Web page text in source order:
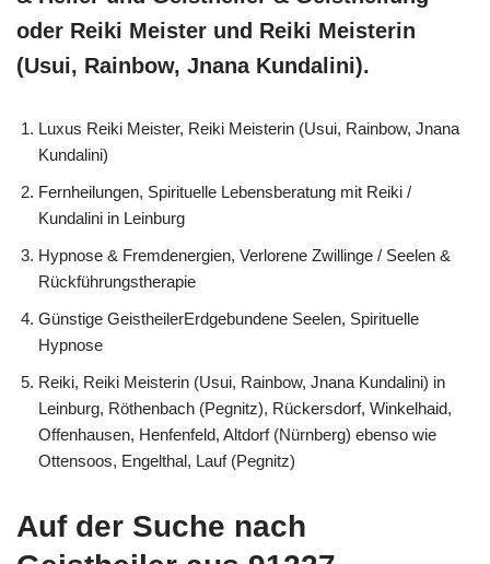
oder Reiki Meister und Reiki Meisterin
(Usui, Rainbow, Jnana Kundalini).
Luxus Reiki Meister, Reiki Meisterin (Usui, Rainbow, Jnana
Kundalini)
Fernheilungen, Spirituelle Lebensberatung mit Reiki /
Kundalini in Leinburg
Hypnose & Fremdenergien, Verlorene Zwillinge / Seelen &
Rückführungstherapie
Günstige GeistheilerErdgebundene Seelen, Spirituelle
Hypnose
Reiki, Reiki Meisterin (Usui, Rainbow, Jnana Kundalini) in
Leinburg, Röthenbach (Pegnitz), Rückersdorf, Winkelhaid,
Offenhausen, Henfenfeld, Altdorf (Nürnberg) ebenso wie
Ottensoos, Engelthal, Lauf (Pegnitz)
Auf der Suche nach